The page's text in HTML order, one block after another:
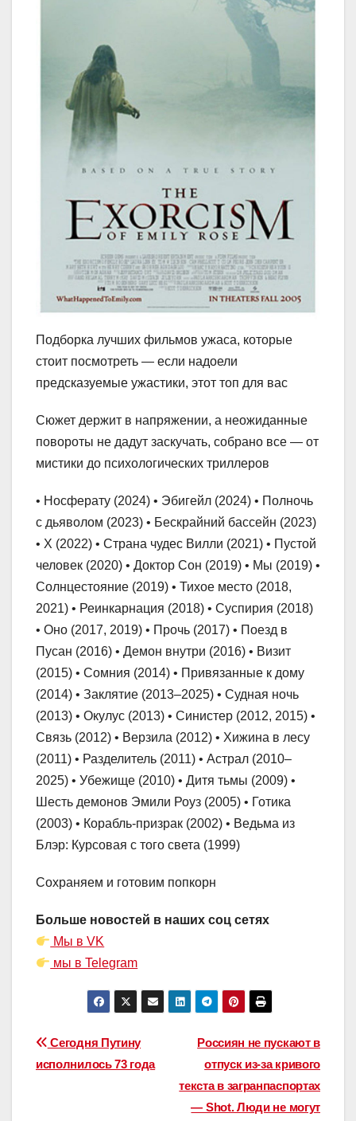
Подборка лучших фильмов ужаса, которые
стоит посмотреть — если надоели
предсказуемые ужастики, этот топ для вас
Сюжет держит в напряжении, а неожиданные
повороты не дадут заскучать, собрано все — от
мистики до психологических триллеров
• Носферату (2024) • Эбигейл (2024) • Полночь
с дьяволом (2023) • Бескрайний бассейн (2023)
• X (2022) • Страна чудес Вилли (2021) • Пустой
человек (2020) • Доктор Сон (2019) • Мы (2019) •
Солнцестояние (2019) • Тихое место (2018,
2021) • Реинкарнация (2018) • Суспирия (2018)
• Оно (2017, 2019) • Прочь (2017) • Поезд в
Пусан (2016) • Демон внутри (2016) • Визит
(2015) • Сомния (2014) • Привязанные к дому
(2014) • Заклятие (2013–2025) • Судная ночь
(2013) • Окулус (2013) • Синистер (2012, 2015) •
Связь (2012) • Верзила (2012) • Хижина в лесу
(2011) • Разделитель (2011) • Астрал (2010–
2025) • Убежище (2010) • Дитя тьмы (2009) •
Шесть демонов Эмили Роуз (2005) • Готика
(2003) • Корабль-призрак (2002) • Ведьма из
Блэр: Курсовая с того света (1999)
Сохраняем и готовим попкорн
Больше новостей в наших соц сетях
Мы в VK
мы в Telegram
Навигация
по
Россиян не пускают в
отпуск из-за кривого
текста в загранпаспортах
— Shot. Люди не могут
Сегодня Путину
исполнилось 73 года